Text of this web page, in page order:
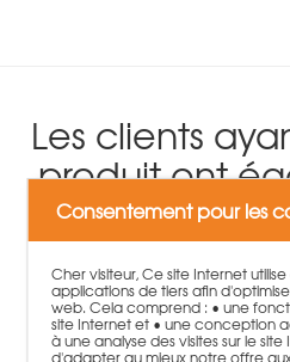
Les clients
produit ont
Consentement pour les
Cher visiteur, Ce site Internet
applications de tiers afin
web. Cela comprend : • une
site Internet et • une conception
à une analyse des visites sur le
d'adapter au mieux notre offre